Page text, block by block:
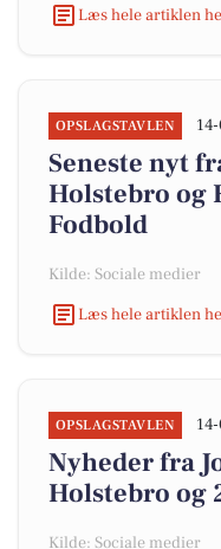
Læs hele artiklen
OPSLAGSTAVLEN
Seneste nyt
Holstebro og
Fodbold
Kilde: Sociale medier
Læs hele artiklen
OPSLAGSTAVLEN
Nyheder fra
Holstebro og
Kilde: Sociale medier